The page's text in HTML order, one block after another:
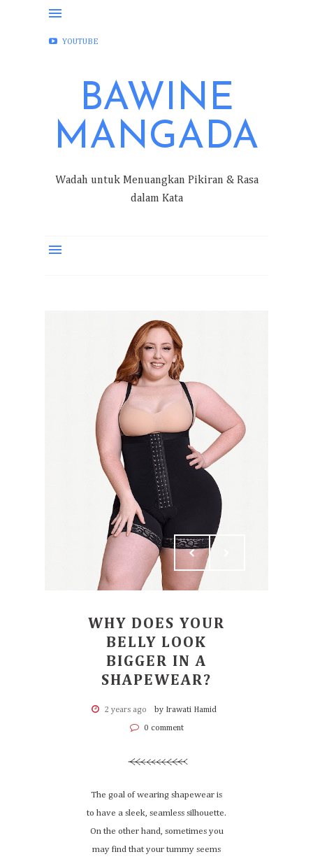
FACEBOOK
YOUTUBE
BAWINE
MANGADA
Wadah untuk Menuangkan Pikiran & Rasa
dalam Kata
WHY DOES YOUR
BELLY LOOK
BIGGER IN A
SHAPEWEAR?
2 years ago by Irawati Hamid
0 comment
The goal of wearing shapewear is
to have a sleek, seamless silhouette.
On the other hand, sometimes you
may find that your tummy seems